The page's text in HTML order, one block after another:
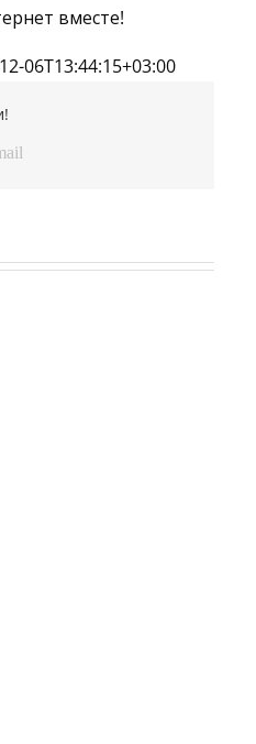
вместе!
06T13:44:15+03:00